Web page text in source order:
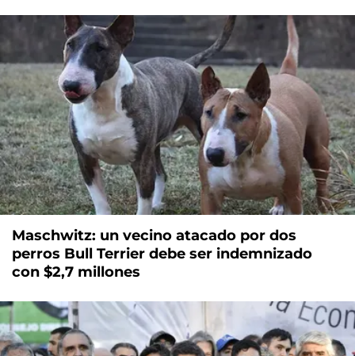
Maschwitz: un vecino atacado por dos
perros Bull Terrier debe ser indemnizado
con $2,7 millones